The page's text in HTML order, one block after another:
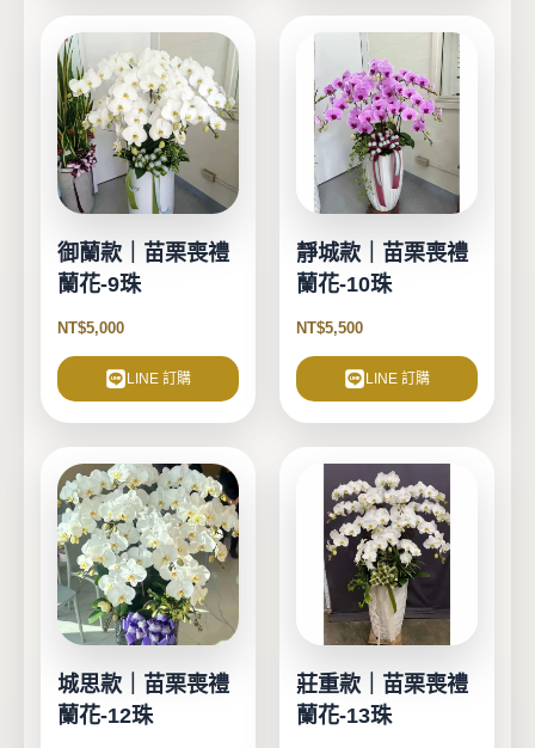
御蘭款｜苗栗喪禮
蘭花-9珠
NT$5,000
LINE 訂購
靜城款｜苗栗喪禮
蘭花-10珠
NT$5,500
LINE 訂購
城思款｜苗栗喪禮
蘭花-12珠
莊重款｜苗栗喪禮
蘭花-13珠